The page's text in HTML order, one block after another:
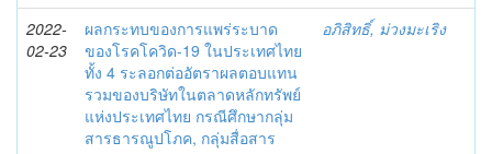
2022-
02-23
ผลกระทบของการแพร่ระบาด
ของโรคโควิด-19 ในประเทศไทย
ทั้ง 4 ระลอกต่ออัตราผลตอบแทน
รวมของบริษัทในตลาดหลักทรัพย์
แห่งประเทศไทย กรณีศึกษากลุ่ม
สารธารณูปโภค, กลุ่มสื่อสาร
อภิสิทธิ์, ม่วงมะเริง